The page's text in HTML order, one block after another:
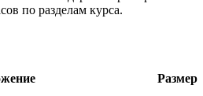
по разделам курса.
Размер